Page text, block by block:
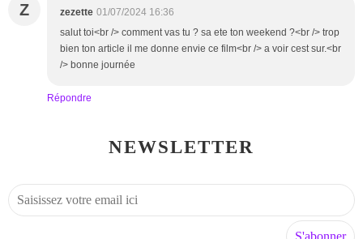
Z zezette 01/07/2024 16:36
salut toi<br /> comment vas tu ? sa ete ton weekend ?<br /> trop
bien ton article il me donne envie ce film<br /> a voir cest sur.<br
/> bonne journée
Répondre
NEWSLETTER